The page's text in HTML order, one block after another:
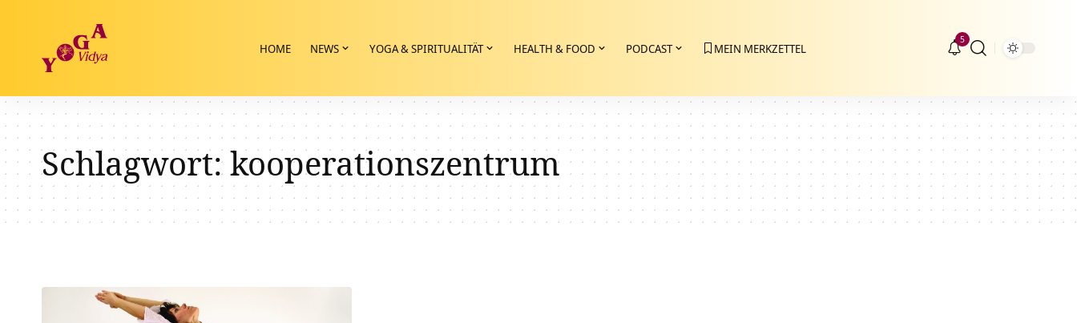
HOME NEWS YOGA & SPIRITUALITÄT HEALTH & FOOD PODCAST MEIN MERKZETTEL
5
Schlagwort:kooperationszentrum